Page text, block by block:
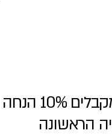
נשארים בסטייל, ומקבלים 10% הנחה
הראשונה